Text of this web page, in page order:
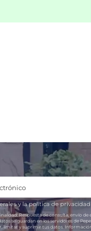
y lapolítica de privacidad
Respuesta de consulta, envío
se guardan en los servidores de
limitar y suprimir tus datos.